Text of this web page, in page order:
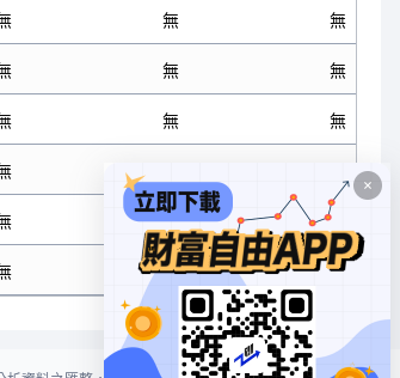
無 無
無 無
無 無
無 無
無 無